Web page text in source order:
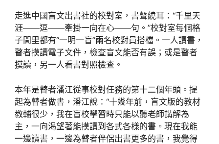
走進中國盲文出書社的校對室，書聲繞耳：“千里天
涯——逗——牽掛一向在心——句。”校對室每個格
子間里都有“一明一盲”兩名校對員搭檔。一人讀書，
瞽者摸讀電子文件，檢查盲文能否有誤；或是瞽者
摸讀，另一人看書對照檢查。
本年是瞽者潘江從事校對任務的第十二個年頭。提
起為瞽者做書，潘江說：“十幾年前，盲文版的教材
教輔很少，我在盲校學習時只能以聽老師講解為
主，一向渴望著能摸讀到各式各樣的書。現在我能
一邊讀書，一邊為瞽者伴侶出書更多的書，我覺得